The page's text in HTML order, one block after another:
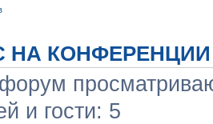
НА КОНФЕРЕНЦИИ
и гости: 5